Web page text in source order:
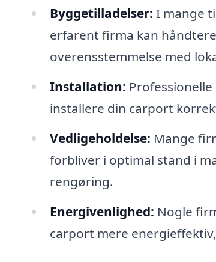
Byggetilladelser: I mange
erfarent firma kan
overensstemmelse med
Installation:
installere din carport
Vedligeholdelse: Mange
forbliver i optimal stand i
rengøring.
Energivenlighed: Nogle
carport mere